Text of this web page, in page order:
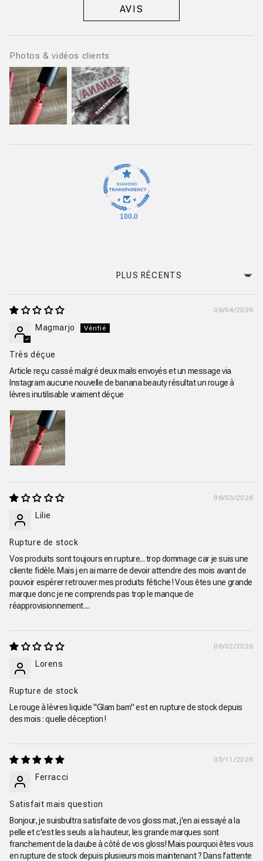
AVIS
Photos & vidéos clients
100.0
Sort by
06/04/2026
Magmarjo
Très déçue
Article reçu cassé malgré deux mails envoyés et un message via
Instagram aucune nouvelle de banana beauty résultat un rouge à
lèvres inutilisable vraiment déçue
06/03/2026
Lilie
Rupture de stock
Vos produits sont toujours en rupture... trop dommage car je suis une
cliente fidèle. Mais j en ai marre de devoir attendre des mois avant de
pouvoir espérer retrouver mes produits fétiche ! Vous êtes une grande
marque donc je ne comprends pas trop le manque de
réapprovisionnement....
06/02/2026
Lorens
Rupture de stock
Le rouge à lèvres liquide "Glam bam" est en rupture de stock depuis
des mois : quelle déception !
05/11/2026
Ferracci
Satisfait mais question
Bonjour, je suisbultra satisfaite de vos gloss mat, j'en ai essayé a la
pelle et c'est les seuls a la hauteur, les grande marques sont
franchement de la daube à côté de vos gloss! Mais pourquoi êtes vous
en rupture de stock depuis plusieurs mois maintenant ? Dans l'attente